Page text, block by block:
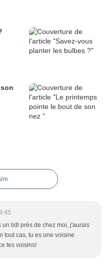
lidl près de chez moi, j'aurais
tout cas, tu es une voisine
tes voisins!